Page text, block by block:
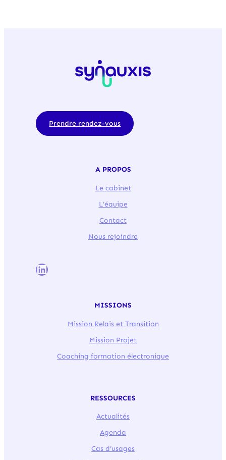
Prendre rendez-vous
A PROPOS
Le cabinet
L’équipe
Contact
Nous rejoindre
LinkedIn
MISSIONS
Mission Relais et Transition
Mission Projet
Coaching formation électronique
RESSOURCES
Actualités
Agenda
Cas d’usages